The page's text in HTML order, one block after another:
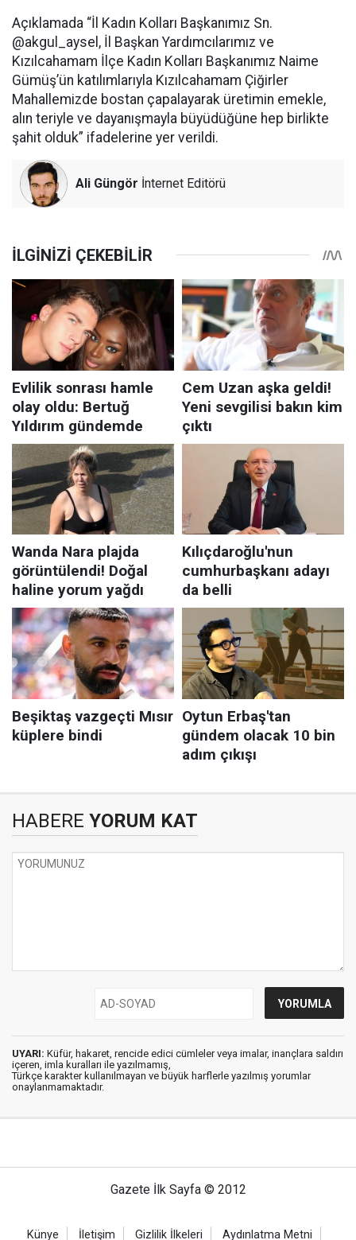
Açıklamada “İl Kadın Kolları Başkanımız Sn.
@akgul_aysel, İl Başkan Yardımcılarımız ve
Kızılcahamam İlçe Kadın Kolları Başkanımız Naime
Gümüş’ün katılımlarıyla Kızılcahamam Çiğirler
Mahallemizde bostan çapalayarak üretimin emekle,
alın teriyle ve dayanışmayla büyüdüğüne hep birlikte
şahit olduk” ifadelerine yer verildi.
Ali Güngör İnternet Editörü
HABERE YORUM KAT
UYARI: Küfür, hakaret, rencide edici cümleler veya imalar, inançlara saldırı
içeren, imla kuralları ile yazılmamış,
Türkçe karakter kullanılmayan ve büyük harflerle yazılmış yorumlar
onaylanmamaktadır.
Gazete İlk Sayfa © 2012
Künye İletişim Gizlilik İlkeleri Aydınlatma Metni